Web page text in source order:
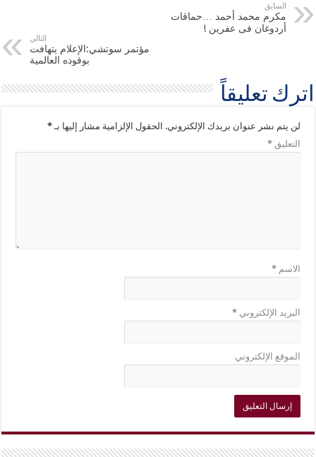
السابق
مكرم محمد أحمد …حماقات
أردوغان فى عفرين !
التالي
مؤتمر سوتشي:الإعلام يتهافت
بوفوده العالمية
اترك تعليقاً
لن يتم نشر عنوان بريدك الإلكتروني. الحقول الإلزامية مشار إليها بـ*
التعليق*
الاسم*
البريد الإلكتروني*
الموقع الإلكتروني